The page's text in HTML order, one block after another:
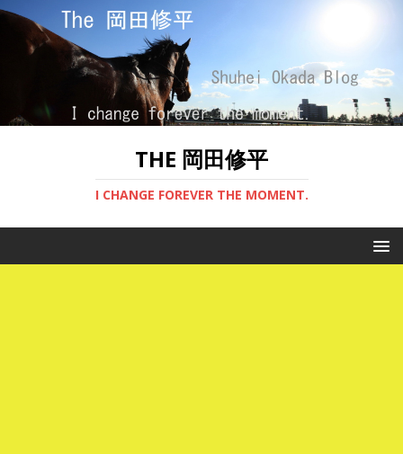
THE 岡田修平
I CHANGE FOREVER THE MOMENT.